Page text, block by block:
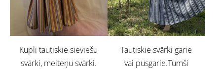
Kupli tautiskie sieviešu
svārki, meiteņu svārki.
Tautiskie svārki garie
vai pusgarie.Tumši